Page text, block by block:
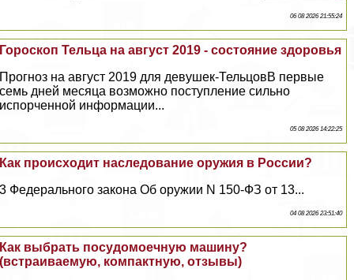
06 08 2026 21:55:24
Гороскоп Тельца на август 2019 - состояние здоровья
Прогноз на август 2019 для дeвyшек-ТельцовВ первые
семь дней месяца возможно поступление сильно
испорченной информации...
05 08 2026 14:22:25
Как происходит наследование оружия в России?
3 Федерального закона Об оружии N 150-ФЗ от 13...
04 08 2026 23:51:40
Как выбрать посудомоечную машину?
(встраиваемую, компактную, отзывы)